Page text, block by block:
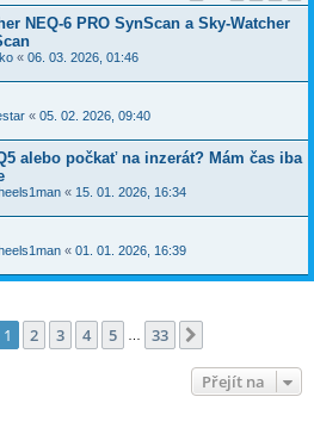
NEQ-6 PRO SynScan a Sky-Watcher
« 06. 03. 2026, 01:46
« 05. 02. 2026, 09:40
alebo počkať na inzerát? Mám čas iba
« 15. 01. 2026, 16:34
« 01. 01. 2026, 16:39
z 33
1 2 3 4 5 33
Přejít na